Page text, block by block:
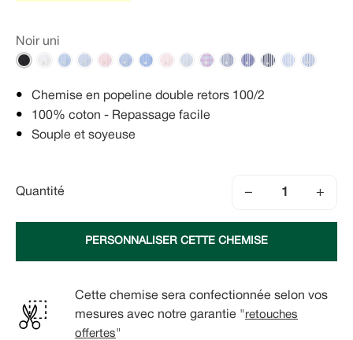
Noir uni
Chemise en popeline double retors 100/2
100% coton - Repassage facile
Souple et soyeuse
Quantité − +
PERSONNALISER CETTE CHEMISE
Cette chemise sera confectionnée selon vos
mesures avec notre garantie " retouches
offertes"